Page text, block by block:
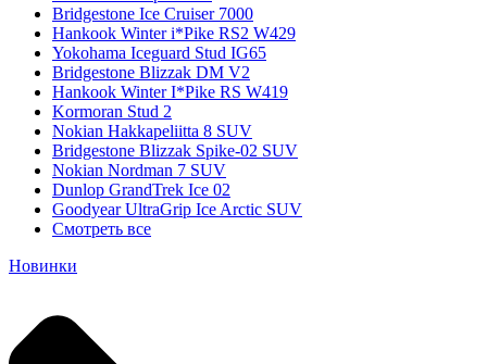
Bridgestone Ice Cruiser 7000
Hankook Winter i*Pike RS2 W429
Yokohama Iceguard Stud IG65
Bridgestone Blizzak DM V2
Hankook Winter I*Pike RS W419
Kormoran Stud 2
Nokian Hakkapeliitta 8 SUV
Bridgestone Blizzak Spike-02 SUV
Nokian Nordman 7 SUV
Dunlop GrandTrek Ice 02
Goodyear UltraGrip Ice Arctic SUV
Смотреть все
Новинки